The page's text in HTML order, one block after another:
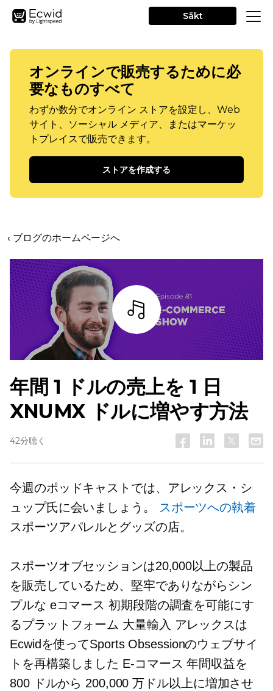
Sākt
オンラインで販売するために必
要なものすべて
わずか数分でオンライン ストアを設定し、Web
サイト、ソーシャル メディア、またはマーケッ
トプレイスで販売できます。
ストアを作成する
‹ ブログのホームページへ
年間 1 ドルの売上を 1 日
XNUMX ドルに増やす方法
42分聴く
今週のポッドキャストでは、アレックス・シ
ュップ氏に会いましょう。
スポーツへの執着
スポーツアパレルとグッズの店。
スポーツオブセッションは20,000以上の製品
を販売しているため、堅牢でありながらシン
プルな eコマース 初期段階の調査を可能にす
るプラットフォーム 大量輸入 アレックスは
Ecwidを使ってSports Obsessionのウェブサイ
トを再構築しました E-コマース 年間収益を
800 ドルから 200,000 万ドル以上に増加させ